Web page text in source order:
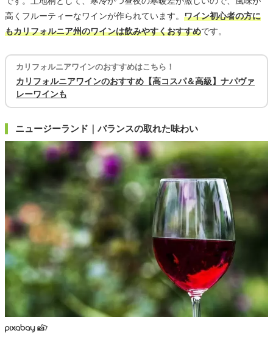
高くフルーティーなワインが作られています。 ワイン初心者の方に
もカリフォルニア州のワインは飲みやすくおすすめです。
カリフォルニアワインのおすすめはこちら！
カリフォルニアワインのおすすめ【高コスパ＆高級】ナパヴァ
レーワインも
ニュージーランド｜バランスの取れた味わい